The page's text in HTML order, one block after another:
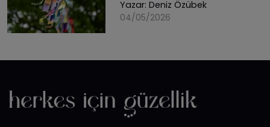
Yazar: Deniz Özübek
04/05/2026